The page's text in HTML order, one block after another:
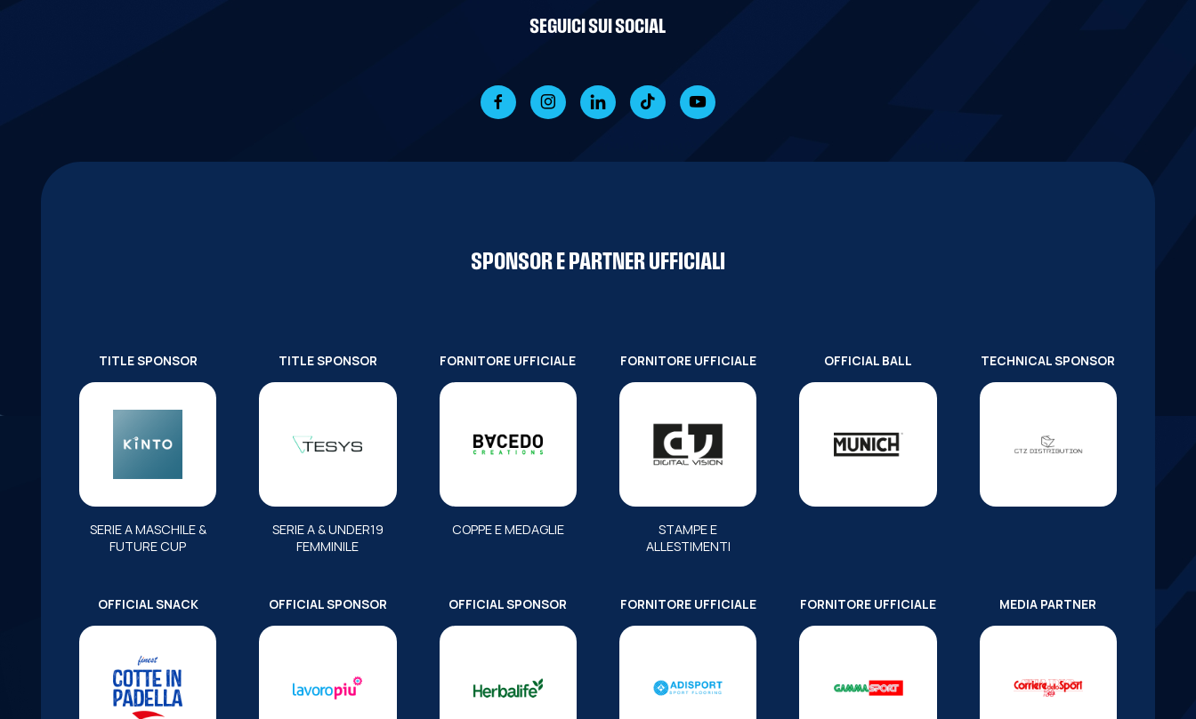
SEGUICI SUI SOCIAL
SPONSOR E PARTNER UFFICIALI
TITLE SPONSOR
SERIE A MASCHILE &
FUTURE CUP
TITLE SPONSOR
SERIE A & UNDER19
FEMMINILE
FORNITORE UFFICIALE
COPPE E MEDAGLIE
FORNITORE UFFICIALE
STAMPE E
ALLESTIMENTI
OFFICIAL BALL TECHNICAL SPONSOR
OFFICIAL SNACK OFFICIAL SPONSOR OFFICIAL SPONSOR FORNITORE UFFICIALE FORNITORE UFFICIALE MEDIA PARTNER